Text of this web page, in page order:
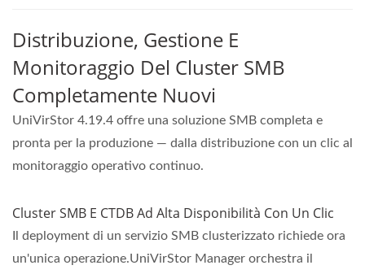
Distribuzione, Gestione E
Monitoraggio Del Cluster SMB
Completamente Nuovi
UniVirStor 4.19.4 offre una soluzione SMB completa e
pronta per la produzione — dalla distribuzione con un clic al
monitoraggio operativo continuo.
Cluster SMB E CTDB Ad Alta Disponibilità Con Un Clic
Il deployment di un servizio SMB clusterizzato richiede ora
un'unica operazione.UniVirStor Manager orchestra il